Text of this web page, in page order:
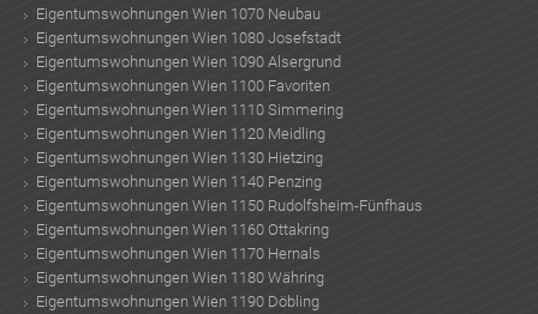
Eigentumswohnungen Wien 1070 Neubau
Eigentumswohnungen Wien 1080 Josefstadt
Eigentumswohnungen Wien 1090 Alsergrund
Eigentumswohnungen Wien 1100 Favoriten
Eigentumswohnungen Wien 1110 Simmering
Eigentumswohnungen Wien 1120 Meidling
Eigentumswohnungen Wien 1130 Hietzing
Eigentumswohnungen Wien 1140 Penzing
Eigentumswohnungen Wien 1150 Rudolfsheim-Fünfhaus
Eigentumswohnungen Wien 1160 Ottakring
Eigentumswohnungen Wien 1170 Hernals
Eigentumswohnungen Wien 1180 Währing
Eigentumswohnungen Wien 1190 Döbling